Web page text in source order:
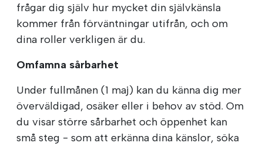
frågar dig själv hur mycket din självkänsla
kommer från förväntningar utifrån, och om
dina roller verkligen är du.
Omfamna sårbarhet
Under fullmånen (1 maj) kan du känna dig mer
överväldigad, osäker eller i behov av stöd. Om
du visar större sårbarhet och öppenhet kan
små steg - som att erkänna dina känslor, söka